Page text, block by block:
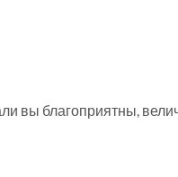
вы благоприятны,